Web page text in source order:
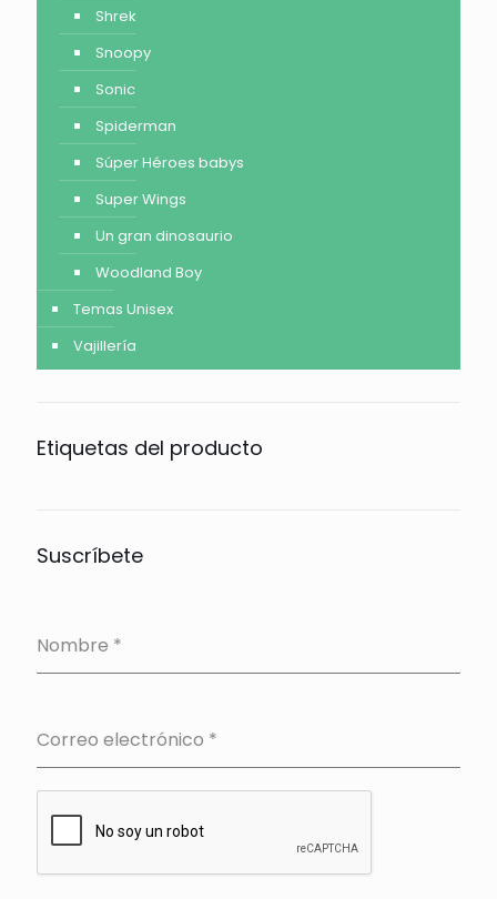
Shrek
Snoopy
Sonic
Spiderman
Súper Héroes babys
Super Wings
Un gran dinosaurio
Woodland Boy
Temas Unisex
Vajillería
Etiquetas del producto
Suscríbete
Nombre *
Correo electrónico *